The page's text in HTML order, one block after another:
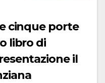
cinque porte
libro di
il